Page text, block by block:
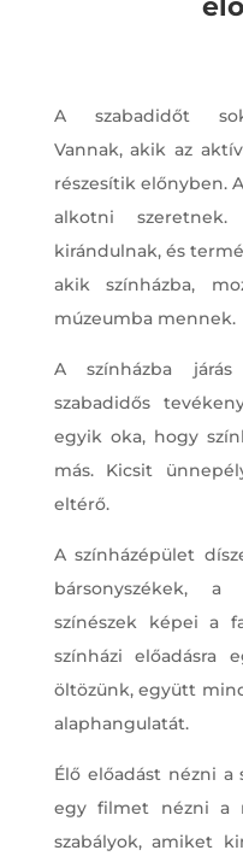
A szabadidőt
Vannak, akik az
részesítik előnyben.
alkotni
kirándulnak, és
akik színházba,
múzeumba mennek.
A színházba
szabadidős
egyik oka, hogy
más. Kicsit
eltérő.
A színházépület
bársonyszékek,
színészek képei a
színházi előadásra
öltözünk, együtt
alaphangulatát.
Élő előadást nézni
egy filmet nézni a
szabályok, amiket